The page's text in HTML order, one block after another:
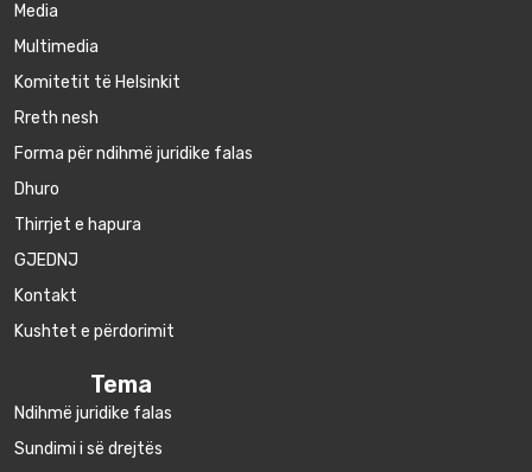
Media
Multimedia
Komitetit të Helsinkit
Rreth nesh
Forma për ndihmë juridike falas
Dhuro
Thirrjet e hapura
GJEDNJ
Kontakt
Kushtet e përdorimit
Tema
Ndihmë juridike falas
Sundimi i së drejtës